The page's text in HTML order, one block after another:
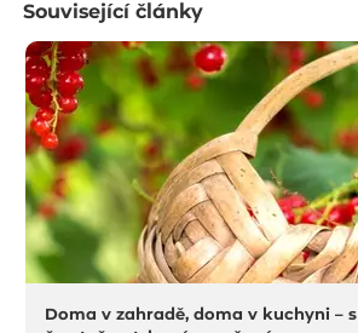
Související články
Doma v zahradě, doma v kuchyni – s